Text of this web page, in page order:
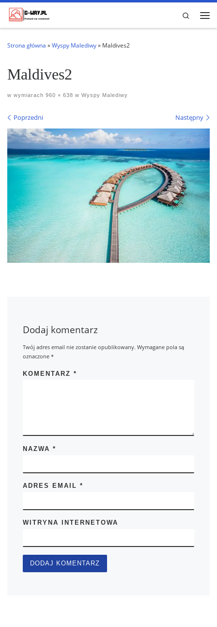
Przejdź do treści
Search
Strona główna »Wyspy Malediwy» Maldives2
Maldives2
w wymiarach 960 × 638 w Wyspy Malediwy
Nawigacja po obrazach
Poprzedni Następny
Dodaj komentarz
Twój adres email nie zostanie opublikowany. Wymagane pola są
oznaczone*
KOMENTARZ*
NAZWA*
ADRES EMAIL*
WITRYNA INTERNETOWA